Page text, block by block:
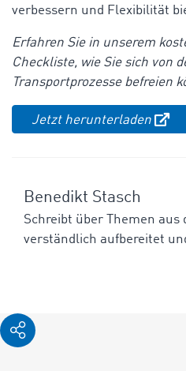
verbessern und Flexibilität
Erfahren Sie in unserem
Checkliste, wie Sie sich von
Transportprozesse befreien
Jetzt herunterladen
Benedikt Stasch
Schreibt über Themen aus
verständlich aufbereitet